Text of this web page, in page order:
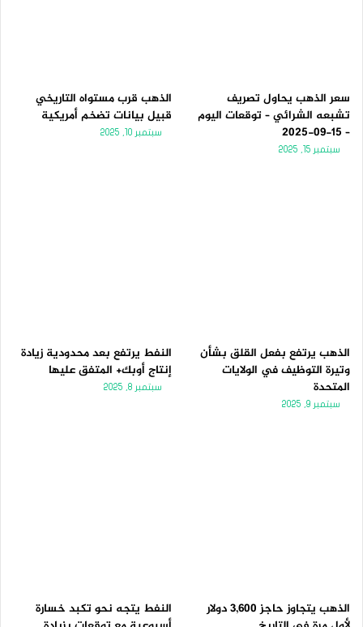
سعر الذهب يحاول تصريف
تشبعه الشرائي – توقعات اليوم
– 15-09-2025
سبتمبر 15, 2025
الذهب قرب مستواه التاريخي
قبيل بيانات تضخم أمريكية
سبتمبر 10, 2025
الذهب يرتفع بفعل القلق بشأن
وتيرة التوظيف في الولايات
المتحدة
سبتمبر 9, 2025
النفط يرتفع بعد محدودية زيادة
إنتاج أوبك+ المتفق عليها
سبتمبر 8, 2025
الذهب يتجاوز حاجز 3,600 دولار
النفط يتجه نحو تكبد خسارة